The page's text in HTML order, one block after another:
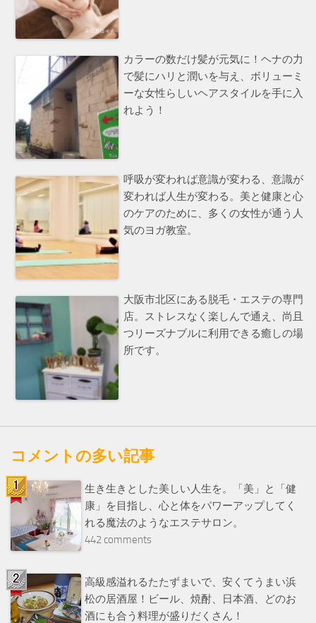
カラーの数だけ髪が元気に！ヘナの力
で髪にハリと潤いを与え、ボリューミ
ーな女性らしいヘアスタイルを手に入
れよう！
呼吸が変われば意識が変わる、意識が
変われば人生が変わる。美と健康と心
のケアのために、多くの女性が通う人
気のヨガ教室。
大阪市北区にある脱毛・エステの専門
店。ストレスなく楽しんで通え、尚且
つリーズナブルに利用できる癒しの場
所です。
コメントの多い記事
生き生きとした美しい人生を。「美」と「健
康」を目指し、心と体をパワーアップしてく
れる魔法のようなエステサロン。
442 comments
高級感溢れるたたずまいで、安くてうまい浜
松の居酒屋！ビール、焼酎、日本酒、どのお
酒にも合う料理が盛りだくさん！